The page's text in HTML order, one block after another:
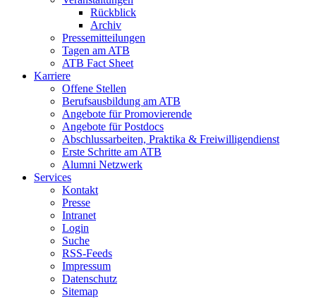
Rückblick
Archiv
Pressemitteilungen
Tagen am ATB
ATB Fact Sheet
Karriere
Offene Stellen
Berufsausbildung am ATB
Angebote für Promovierende
Angebote für Postdocs
Abschlussarbeiten, Praktika & Freiwilligendienst
Erste Schritte am ATB
Alumni Netzwerk
Services
Kontakt
Presse
Intranet
Login
Suche
RSS-Feeds
Impressum
Datenschutz
Sitemap